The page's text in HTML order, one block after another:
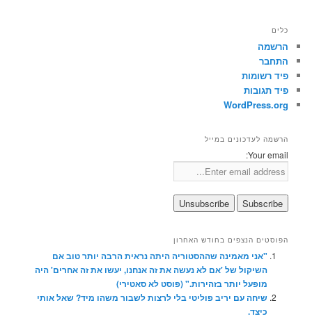
כלים
הרשמה
התחבר
פיד רשומות
פיד תגובות
WordPress.org
הרשמה לעדכונים במייל
Your email:
הפוסטים הנצפים בחודש האחרון
"אני מאמינה שההסטוריה היתה נראית הרבה יותר טוב אם
השיקול של 'אם לא נעשה את זה אנחנו, יעשו את זה אחרים' היה
מופעל יותר בזהירות." (פוסט לא סאטירי)
שיחה עם יריב פוליטי בלי לרצות לשבור משהו מיד? שאל אותי
כיצד.